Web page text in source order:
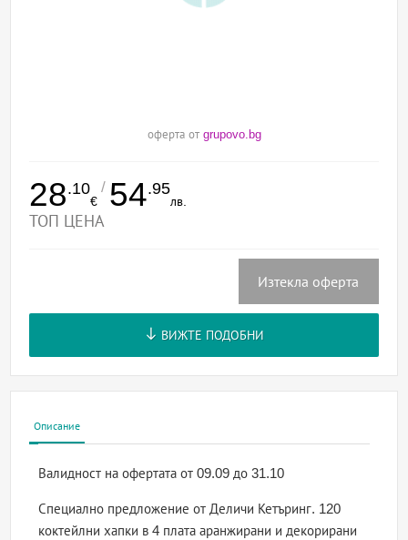
оферта от grupovo.bg
28.10
€
/ 54.95
лв.
ТОП ЦЕНА
Изтекла оферта
ВИЖТЕ ПОДОБНИ
Описание
Валидност на офертатаот 09.09 до 31.10
Специално предложение от Деличи Кетъринг. 120
коктейлни хапки в 4 плата аранжирани и декорирани